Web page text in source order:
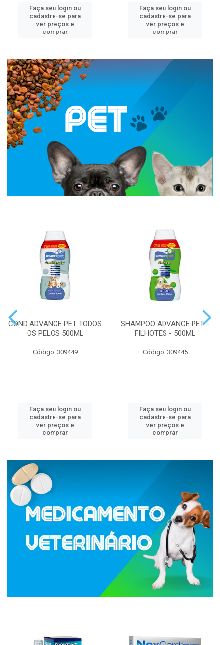
Faça seu login ou
cadastre-se para
ver preços e
comprar
Faça seu login ou
cadastre-se para
ver preços e
comprar
COND ADVANCE PET TODOS
OS PELOS 500ML
Código: 309449
Faça seu login ou
cadastre-se para
ver preços e
comprar
SHAMPOO ADVANCE PET -
FILHOTES - 500ML
Código: 309445
Faça seu login ou
cadastre-se para
ver preços e
comprar